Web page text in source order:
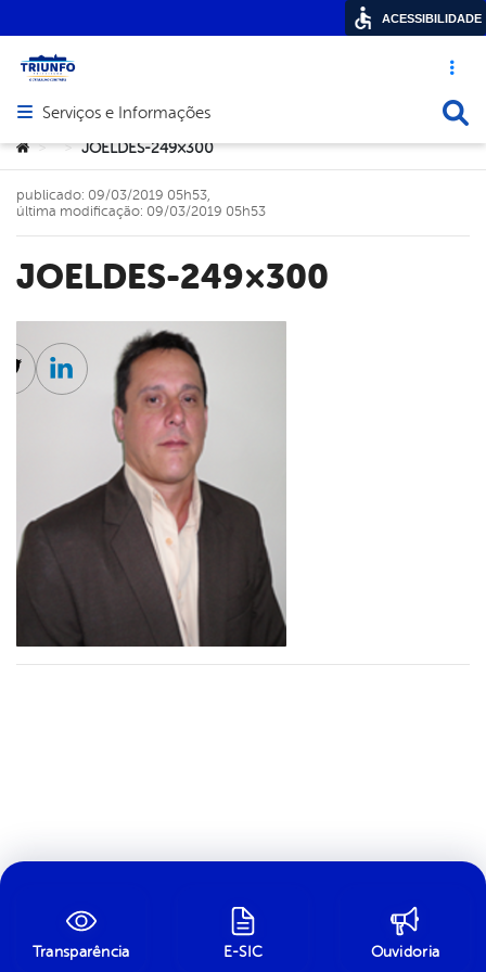
Acesso
Abrir menu principal de navegação
Serviços e Informações
Você está aqui:
> > JOELDES-249×300
JOELDES-249×300
publicado: 09/03/2019 05h53,
última modificação: 09/03/2019 05h53
TwitterLinkedin
Transparência E-SIC Ouvidoria
ACESSIBILIDADE